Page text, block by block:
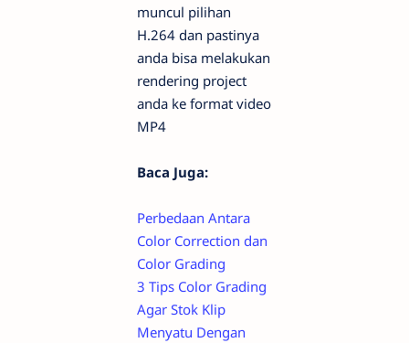
muncul pilihan
H.264 dan pastinya
anda bisa melakukan
rendering project
anda ke format video
MP4
Baca Juga:
Perbedaan Antara
Color Correction dan
Color Grading
3 Tips Color Grading
Agar Stok Klip
Menyatu Dengan